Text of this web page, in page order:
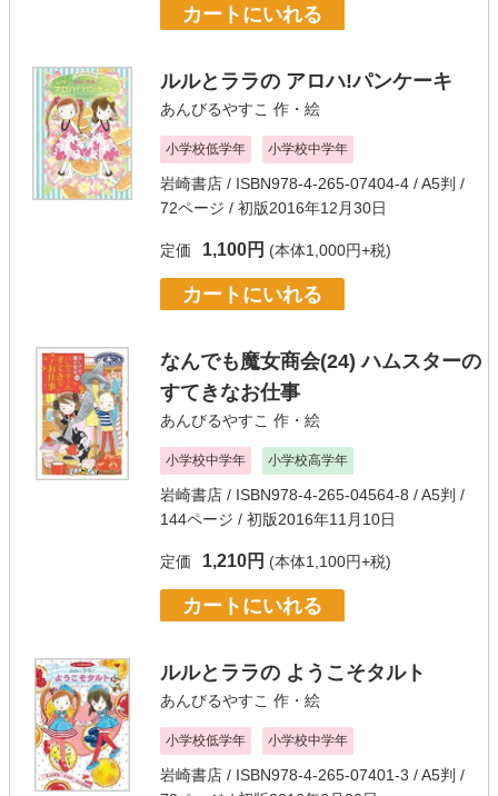
カートにいれる
ルルとララの アロハ!パンケーキ
あんびるやすこ 作・絵
小学校低学年 小学校中学年
岩崎書店 / ISBN978-4-265-07404-4 / A5判 /
72ページ / 初版2016年12月30日
定価 1,100円 (本体1,000円+税)
カートにいれる
なんでも魔女商会(24) ハムスターの
すてきなお仕事
あんびるやすこ 作・絵
小学校中学年 小学校高学年
岩崎書店 / ISBN978-4-265-04564-8 / A5判 /
144ページ / 初版2016年11月10日
定価 1,210円 (本体1,100円+税)
カートにいれる
ルルとララの ようこそタルト
あんびるやすこ 作・絵
小学校低学年 小学校中学年
岩崎書店 / ISBN978-4-265-07401-3 / A5判 /